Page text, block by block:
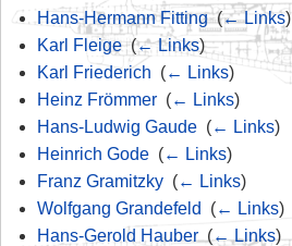
Hans-Hermann Fitting‎(← Links)
Karl Fleige‎(← Links)
Karl Friederich (← Links)
Heinz Frömmer‎ (← Links)
Hans-Ludwig Gaude‎ (← Links)
Heinrich Gode‎ (← Links)
Franz Gramitzky‎ (← Links)
Wolfgang Grandefeld
(← Links)
Hans-Gerold Hauber‎ (← Links)